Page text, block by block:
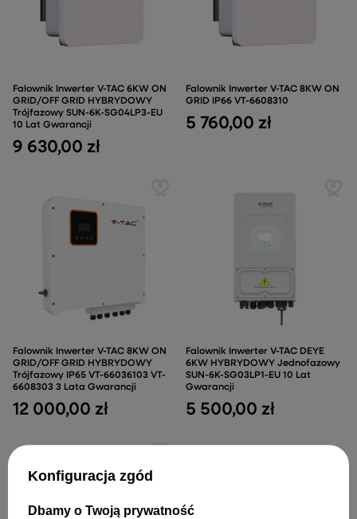
Falownik Inwerter V-TAC 6KW ON
GRID/OFF GRID HYBRYDOWY
Trójfazowy SUN-6K-SG04LP3-EU
10 Lat Gwarancji
9 630,00 zł
Falownik Inwerter V-TAC 8KW ON
GRID IP66 VT-6608310
5 760,00 zł
Falownik Inwerter V-TAC 8KW ON
GRID/OFF GRID HYBRYDOWY
Trójfazowy IP65 VT-66036103 VT-
6608303 3 Lata Gwarancji
12 000,00 zł
Falownik Inwerter V-TAC DEYE
6KW HYBRYDOWY Jednofazowy
SUN-6K-SG03LP1-EU 10 Lat
Gwarancji
5 500,00 zł
Konfiguracja zgód
Dbamy o Twoją prywatność